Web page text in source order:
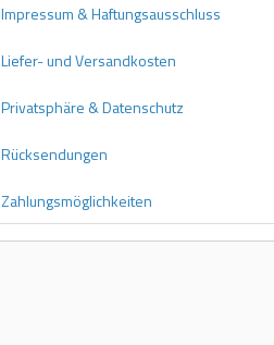
Impressum & Haftungsausschluss
Liefer- und Versandkosten
Privatsphäre & Datenschutz
Rücksendungen
Zahlungsmöglichkeiten